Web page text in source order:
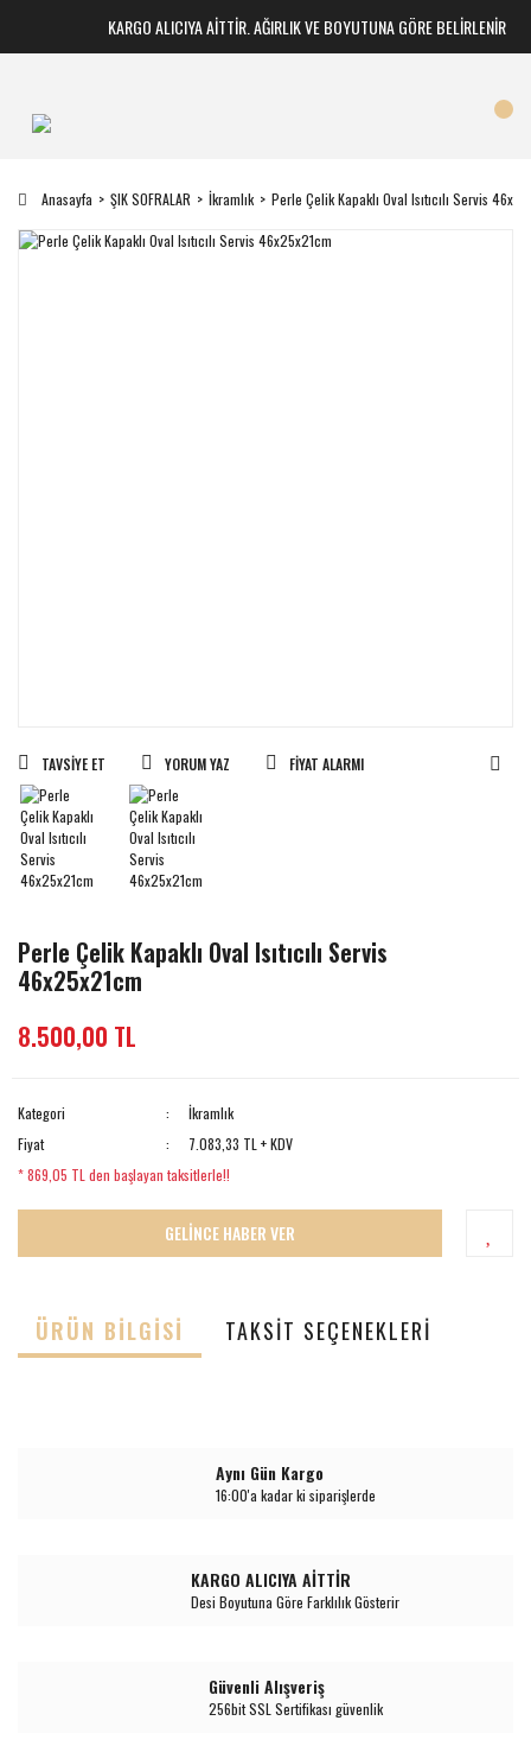
KARGO ALICIYA AİTTİR. AĞIRLIK VE BOYUTUNA GÖRE BELİRLENİR
Anasayfa ŞIK SOFRALAR İkramlık Perle Çelik Kapaklı Oval Isıtıcılı Servis
TAVSIYE ET YORUM YAZ FIYAT ALARMI
Perle Çelik Kapaklı Oval Isıtıcılı Servis
46x25x21cm
8.500,00 TL
Kategori
İkramlık
Fiyat
7.083,33 TL + KDV
* 869,05 TL den başlayan taksitlerle!!
GELİNCE HABER VER
ÜRÜN BILGISI TAKSIT SEÇENEKLERI
Aynı Gün Kargo
16:00'a kadar ki siparişlerde
KARGO ALICIYA AİTTİR
Desi Boyutuna Göre Farklılık Gösterir
Güvenli Alışveriş
256bit SSL Sertifikası güvenlik